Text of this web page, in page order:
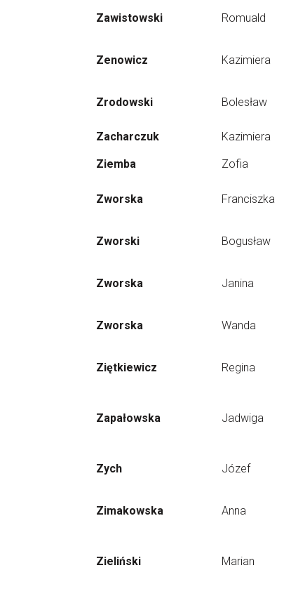
Zawistowski Romuald
Zenowicz Kazimiera
Zrodowski Bolesław
Zacharczuk Kazimiera
Ziemba Zofia
Zworska Franciszka
Zworski Bogusław
Zworska Janina
Zworska Wanda
Ziętkiewicz Regina
Zapałowska Jadwiga
Zych Józef
Zimakowska Anna
Zieliński Marian